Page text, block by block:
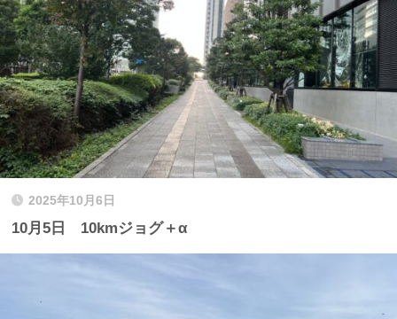
2025年10月6日
10月5日 10kmジョグ＋α